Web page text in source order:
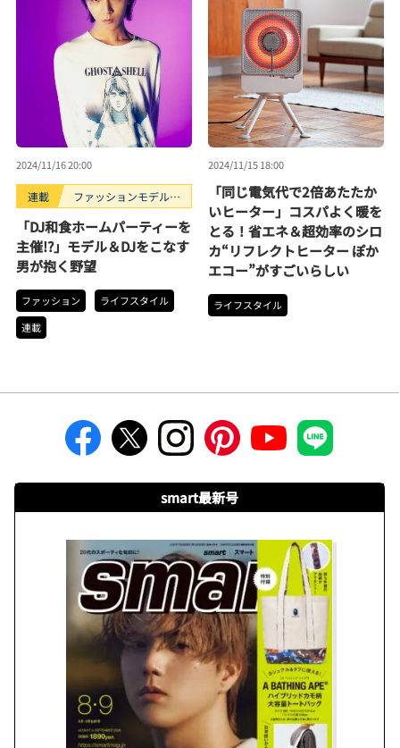
2024/11/16 20:00
連載
ファッションモデルの
「DJ和食ホームパーティーを
主催!?」モデル＆DJをこなす
男が抱く野望
ファッション
ライフスタイル
連載
2024/11/15 18:00
「同じ電気代で2倍あたたか
いヒーター」コスパよく暖を
とる！省エネ＆超効率のシロ
カ“リフレクトヒーター ぽか
エコー”がすごいらしい
ライフスタイル
smart最新号